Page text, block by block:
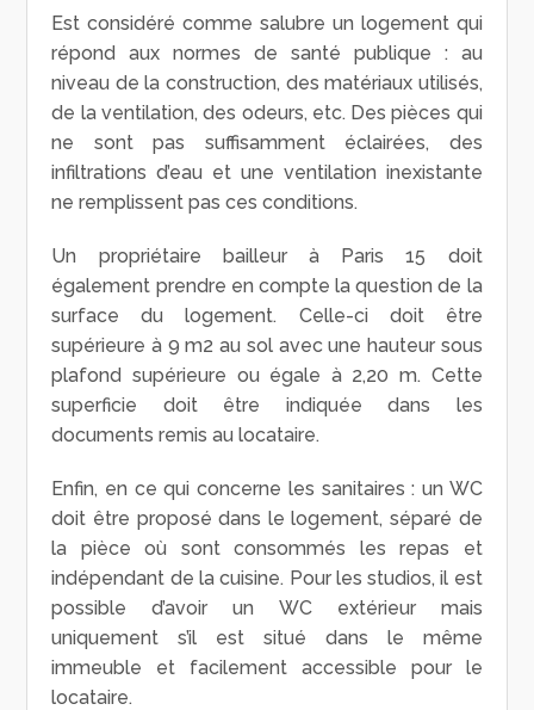
Est considéré comme salubre un logement qui
répond aux normes de santé publique : au
niveau de la construction, des matériaux utilisés,
de la ventilation, des odeurs, etc. Des pièces qui
ne sont pas suffisamment éclairées, des
infiltrations d’eau et une ventilation inexistante
ne remplissent pas ces conditions.
Un propriétaire bailleur à Paris 15 doit
également prendre en compte la question de la
surface du logement. Celle-ci doit être
supérieure à 9 m2 au sol avec une hauteur sous
plafond supérieure ou égale à 2,20 m. Cette
superficie doit être indiquée dans les
documents remis au locataire.
Enfin, en ce qui concerne les sanitaires : un WC
doit être proposé dans le logement, séparé de
la pièce où sont consommés les repas et
indépendant de la cuisine. Pour les studios, il est
possible d’avoir un WC extérieur mais
uniquement s’il est situé dans le même
immeuble et facilement accessible pour le
locataire.